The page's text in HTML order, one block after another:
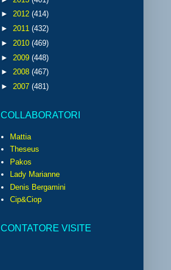
► 2012 (414)
► 2011 (432)
► 2010 (469)
► 2009 (448)
► 2008 (467)
► 2007 (481)
COLLABORATORI
Mattia
Theseus
Pakos
Lady Marianne
Denis Bergamini
Cip&Ciop
CONTATORE VISITE